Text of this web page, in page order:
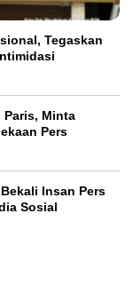
Tegaskan
Paris, Minta
Pers
Insan Pers
Sosial